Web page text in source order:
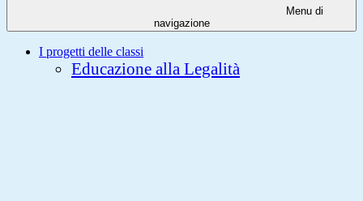
Menu di
navigazione
I progetti delle classi
Educazione alla Legalità